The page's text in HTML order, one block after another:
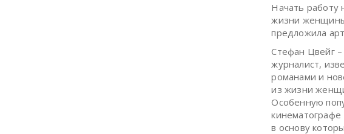
Начать работу
жизни
предложила
Стефан Цвейг –
журналист,
романами и
из жизни
Особенную
в основу